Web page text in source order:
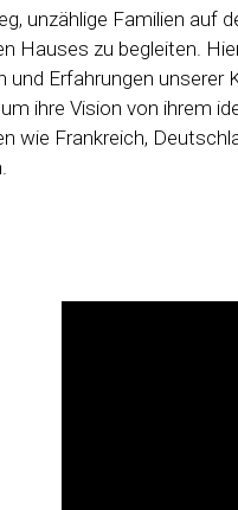
unzählige Familien auf
Hauses zu begleiten.
Erfahrungen unserer
ihre Vision von ihrem
wie Frankreich,